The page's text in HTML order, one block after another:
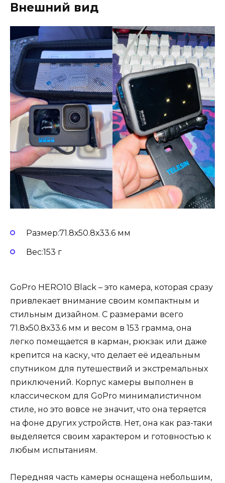
Внешний вид
Размер:71.8х50.8х33.6 мм
Вес:153 г
GoPro HERO10 Black – это камера, которая сразу
привлекает внимание своим компактным и
стильным дизайном. С размерами всего
71.8х50.8х33.6 мм и весом в 153 грамма, она
легко помещается в карман, рюкзак или даже
крепится на каску, что делает её идеальным
спутником для путешествий и экстремальных
приключений. Корпус камеры выполнен в
классическом для GoPro минималистичном
стиле, но это вовсе не значит, что она теряется
на фоне других устройств. Нет, она как раз-таки
выделяется своим характером и готовностью к
любым испытаниям.
Передняя часть камеры оснащена небольшим,